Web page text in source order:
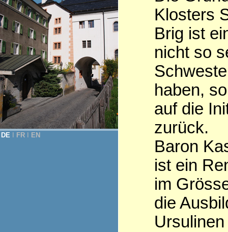
DE FR EN
Klosters
Brig ist
nicht so
haben,
auf die
zurück.
Baron
ist ein
im
die